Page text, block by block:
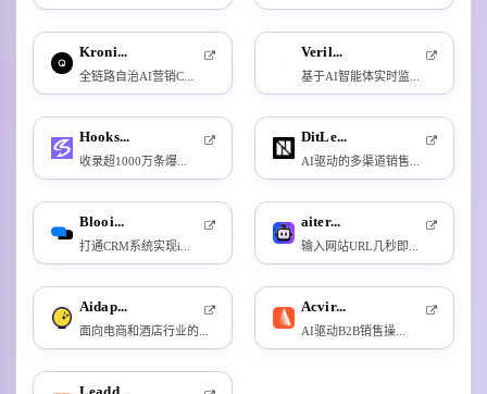
Kroni...
全链路自治AI营销C...
Veril...
基于AI智能体实时监...
Hooks...
收录超1000万条爆...
DitLe...
AI驱动的多渠道销售...
Blooi...
打通CRM系统实现i...
aiter...
输入网站URL几秒即...
Aidap...
面向电商和酒店行业的...
Acvir...
AI驱动B2B销售操...